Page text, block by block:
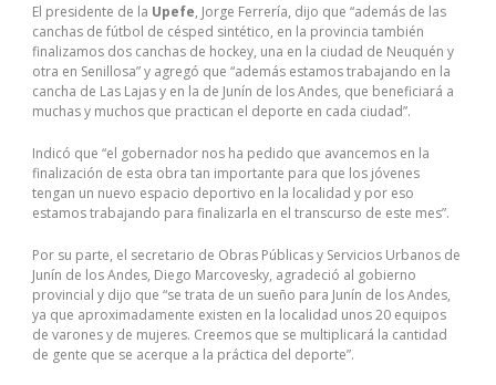
El presidente de la Upefe, Jorge Ferrería, dijo que “además de las
canchas de fútbol de césped sintético, en la provincia también
finalizamos dos canchas de hockey, una en la ciudad de Neuquén y
otra en Senillosa” y agregó que “además estamos trabajando en la
cancha de Las Lajas y en la de Junín de los Andes, que beneficiará a
muchas y muchos que practican el deporte en cada ciudad”.
Indicó que “el gobernador nos ha pedido que avancemos en la
finalización de esta obra tan importante para que los jóvenes
tengan un nuevo espacio deportivo en la localidad y por eso
estamos trabajando para finalizarla en el transcurso de este mes”.
Por su parte, el secretario de Obras Públicas y Servicios Urbanos de
Junín de los Andes, Diego Marcovesky, agradeció al gobierno
provincial y dijo que “se trata de un sueño para Junín de los Andes,
ya que aproximadamente existen en la localidad unos 20 equipos
de varones y de mujeres. Creemos que se multiplicará la cantidad
de gente que se acerque a la práctica del deporte”.